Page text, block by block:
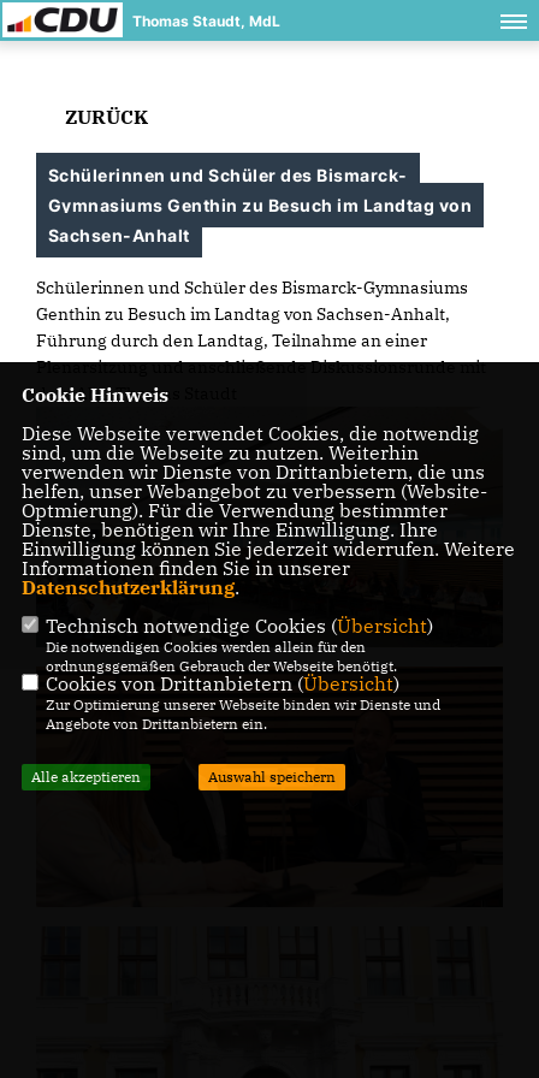
Thomas Staudt, MdL
ZURÜCK
Schülerinnen und Schüler des Bismarck-
Gymnasiums Genthin zu Besuch im Landtag von
Sachsen-Anhalt
Schülerinnen und Schüler des Bismarck-Gymnasiums
Genthin zu Besuch im Landtag von Sachsen-Anhalt,
Führung durch den Landtag, Teilnahme an einer
Plenarsitzung und anschließende Diskussionsrunde mit
dem Abg. Thomas Staudt
Cookie Hinweis
Diese Webseite verwendet Cookies, die notwendig
sind, um die Webseite zu nutzen. Weiterhin
verwenden wir Dienste von Drittanbietern, die uns
helfen, unser Webangebot zu verbessern (Website-
Optmierung). Für die Verwendung bestimmter
Dienste, benötigen wir Ihre Einwilligung. Ihre
Einwilligung können Sie jederzeit widerrufen. Weitere
Informationen finden Sie in unserer
Datenschutzerklärung.
Technisch notwendige Cookies (Übersicht)
Die notwendigen Cookies werden allein für den
ordnungsgemäßen Gebrauch der Webseite benötigt.
Cookies von Drittanbietern (Übersicht)
Zur Optimierung unserer Webseite binden wir Dienste und
Angebote von Drittanbietern ein.
Alle akzeptieren Auswahl speichern